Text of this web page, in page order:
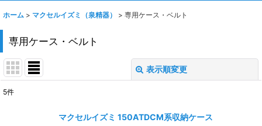
ホーム > マクセルイズミ（泉精器） > 専用ケース・ベルト
専用ケース・ベルト
表示順変更
5件
マクセルイズミ 150ATDCM系収納ケース